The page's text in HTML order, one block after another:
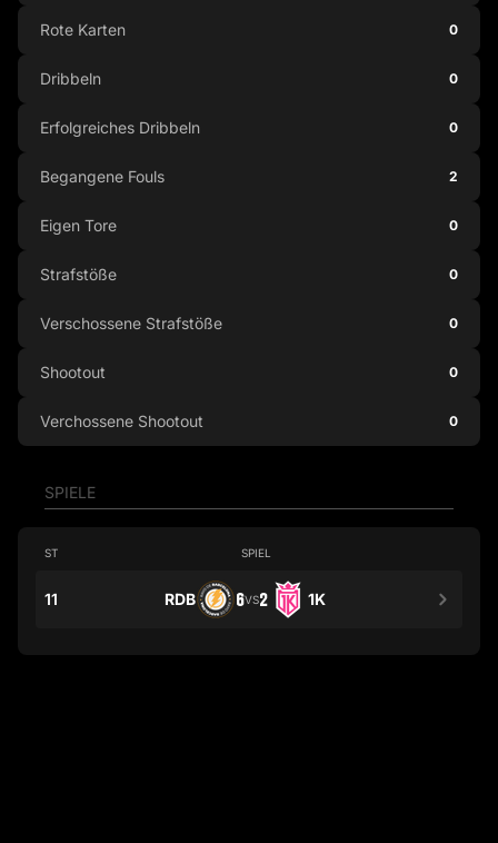
SPIELE
ST SPIEL
11 RDB 6VS2 1K
Rote Karten 0
Dribbeln 0
Erfolgreiches Dribbeln 0
Begangene Fouls 2
Eigen Tore 0
Strafstöße 0
Verschossene Strafstöße 0
Shootout 0
Verchossene Shootout 0